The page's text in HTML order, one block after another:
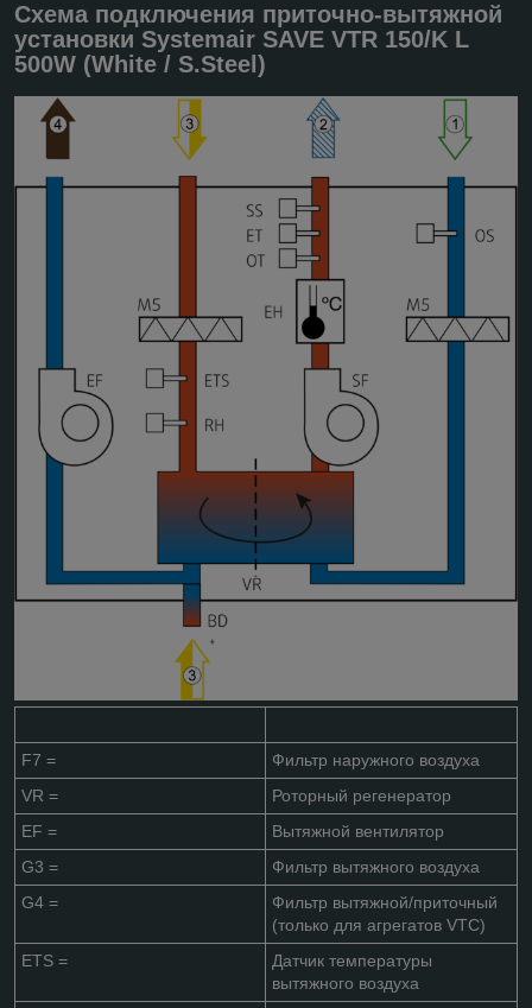
Схема подключения приточно-вытяжной
установки Systemair SAVE VTR 150/K L
500W (White / S.Steel)
F7 =
Фильтр наружного воздуха
VR =
Роторный регенератор
EF =
Вытяжной вентилятор
G3 =
Фильтр вытяжного воздуха
G4 =
Фильтр вытяжной/приточный
(только для агрегатов VTC)
ETS =
Датчик температуры
вытяжного воздуха